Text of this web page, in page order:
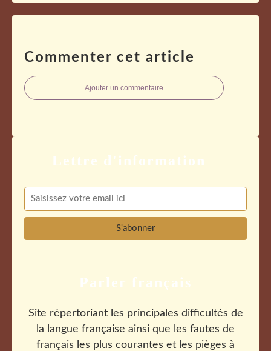
Commenter cet article
Ajouter un commentaire
Parler français
Site répertoriant les principales difficultés de
la langue française ainsi que les fautes de
français les plus courantes et les pièges à